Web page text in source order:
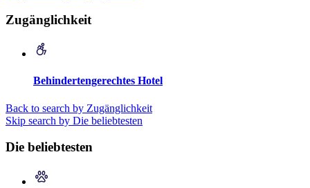
Zugänglichkeit
Behindertengerechtes Hotel
Back to search by Zugänglichkeit
Skip search by Die beliebtesten
Die beliebtesten